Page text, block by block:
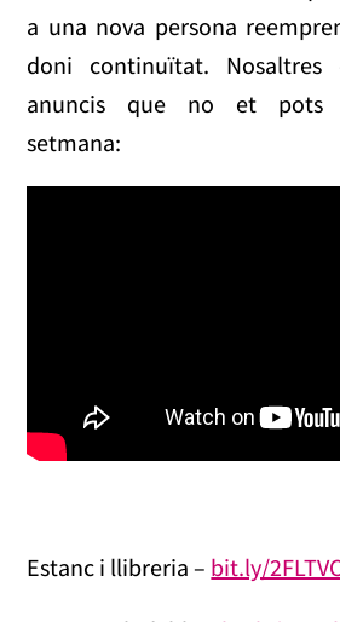
a una nova persona
doni continuïtat.
anuncis que no et pots
setmana:
Estanc i llibreria – bit.ly/